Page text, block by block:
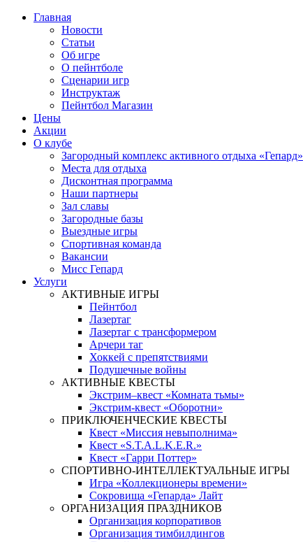
Главная
Новости
Статьи
Об игре
О пейнтболе
Сценарии игр
Инструктаж
Пейнтбол Магазин
Цены
Акции
О клубе
Загородный комплекс активного отдыха «Гепард»
Места для отдыха
Дисконтная программа
Наши партнеры
Зал славы
Загородные базы
Выездные игры
Спортивная команда
Вакансии
Мисс Гепард
Услуги
АКТИВНЫЕ ИГРЫ
Пейнтбол
Лазертаг
Лазертаг с трансформером
Арчери таг
Хоккей с препятствиями
Подушечные войны
АКТИВНЫЕ КВЕСТЫ
Экстрим–квест «Комната тьмы»
Экстрим-квест «Оборотни»
ПРИКЛЮЧЕНЧЕСКИЕ КВЕСТЫ
Квест «Миссия невыполнима»
Квест «S.T.A.L.K.E.R.»
Квест «Гарри Поттер»
СПОРТИВНО-ИНТЕЛЛЕКТУАЛЬНЫЕ ИГРЫ
Игра «Коллекционеры времени»
Сокровища «Гепарда» Лайт
ОРГАНИЗАЦИЯ ПРАЗДНИКОВ
Организация корпоративов
Организация тимбилдингов